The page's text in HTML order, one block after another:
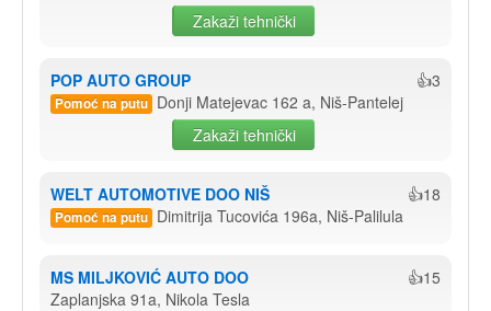
Zakaži tehnički
POP AUTO GROUP 👍3
Pomoć na putu Donji Matejevac 162 a, Niš-Pantelej
Zakaži tehnički
WELT AUTOMOTIVE DOO NIŠ 👍18
Pomoć na putu Dimitrija Tucovića 196a, Niš-Palilula
MS MILJKOVIĆ AUTO DOO
👍15
Zaplanjska 91a, Nikola Tesla